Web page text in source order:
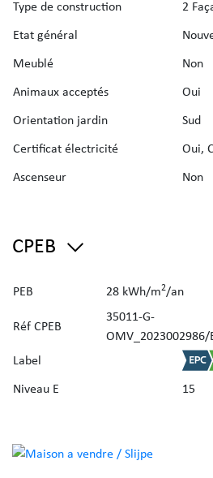
Type de construction
2
Etat général
Meublé
Non
Animaux acceptés
Oui
Orientation jardin
Sud
Certificat électricité
Oui,
Ascenseur
Non
CPEB
PEB 28 kWh/m2/an
Réf CPEB
35011-G-
OMV_2023002986/
Label
Niveau E
15